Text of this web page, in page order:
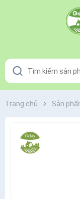
Trang chủ Sản